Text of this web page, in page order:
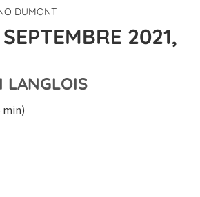
DUMONT
2021,
LANGLOIS
min)